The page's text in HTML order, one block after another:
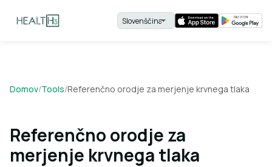
Domov/Tools/Referenčno orodje za merjenje krvnega tlaka
Referenčno orodje za
merjenje krvnega tlaka